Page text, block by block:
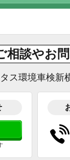
相談やお
ス環境車検新